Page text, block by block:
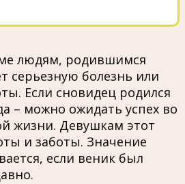
людям, родившимся
серьезную болезнь или
Если сновидец родился
– можно ожидать успех во
жизни. Девушкам этот
и заботы. Значение
если веник был